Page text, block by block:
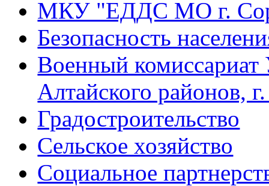
МКУ "ЕДДС МО г.
Безопасность
Военный комиссариат
Алтайского районов,
Градостроительство
Сельское хозяйство
Социальное